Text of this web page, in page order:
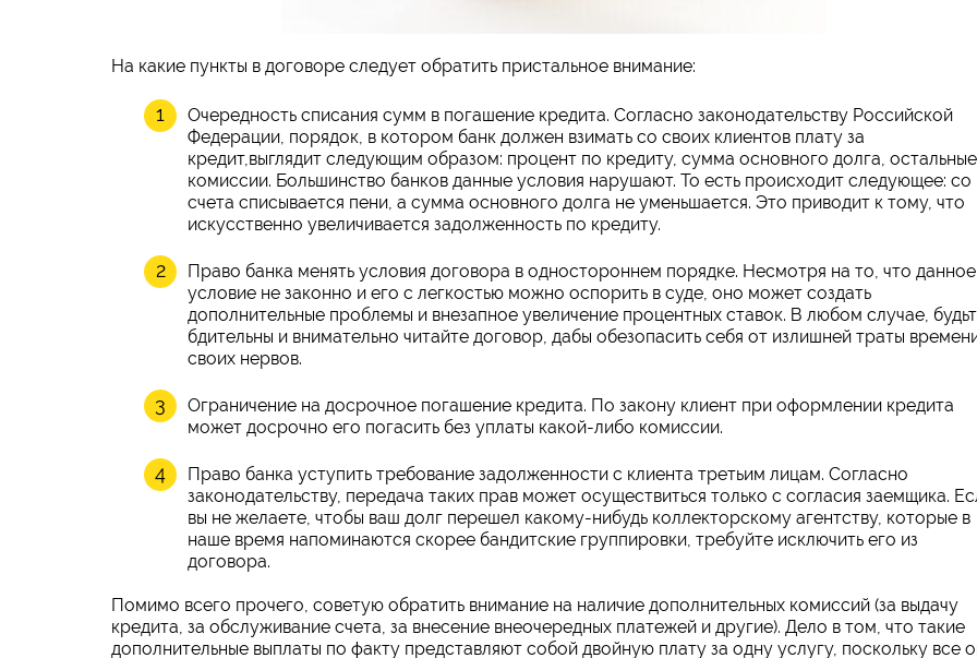
На какие пункты в договоре следует обратить пристальное внимание:
Очередность списания сумм в погашение кредита. Согласно законодательству Российской
Федерации, порядок, в котором банк должен взимать со своих клиентов плату за
кредит,выглядит следующим образом: процент по кредиту, сумма основного долга, остальные
комиссии. Большинство банков данные условия нарушают. То есть происходит следующее: со
счета списывается пени, а сумма основного долга не уменьшается. Это приводит к тому, что
искусственно увеличивается задолженность по кредиту.
Право банка менять условия договора в одностороннем порядке. Несмотря на то, что данное
условие не законно и его с легкостью можно оспорить в суде, оно может создать
дополнительные проблемы и внезапное увеличение процентных ставок. В любом случае,
бдительны и внимательно читайте договор, дабы обезопасить себя от излишней траты
своих нервов.
Ограничение на досрочное погашение кредита. По закону клиент при оформлении кредита
может досрочно его погасить без уплаты какой-либо комиссии.
Право банка уступить требование задолженности с клиента третьим лицам. Согласно
законодательству, передача таких прав может осуществиться только с согласия заемщика.
вы не желаете, чтобы ваш долг перешел какому-нибудь коллекторскому агентству, которые в
наше время напоминаются скорее бандитские группировки, требуйте исключить его из
договора.
Помимо всего прочего, советую обратить внимание на наличие дополнительных комиссий (за выдачу
кредита, за обслуживание счета, за внесение внеочередных платежей и другие). Дело в том, что такие
дополнительные выплаты по факту представляют собой двойную плату за одну услугу, поскольку все